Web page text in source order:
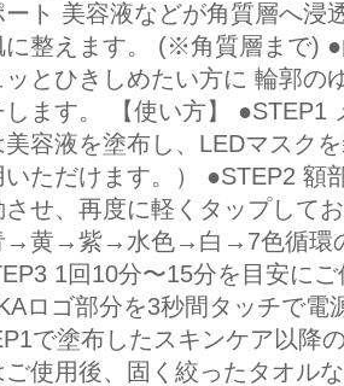
ート 美容液などが角質層へ
に整えます。 (※角質層まで)
ッとひきしめたい方に 輪郭の
します。 【使い方】 ●STEP1
美容液を塗布し、LEDマスク
いただけます。） ●STEP2 額
させ、再度に軽くタップして
黄→紫→水色→白→7色循環の
1回10分〜15分を目安に
ロゴ部分を3秒間タッチで
で塗布したスキンケア以降
ご使用後、固く絞ったタオル